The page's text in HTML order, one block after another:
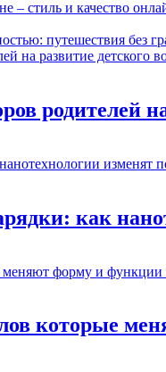
– стиль и качество
путешествия без
родителей
как
которые